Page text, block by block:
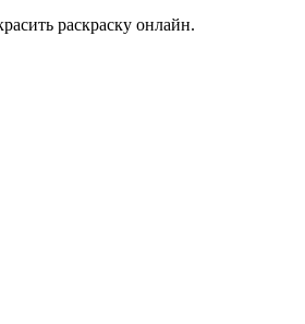
раскраску онлайн.